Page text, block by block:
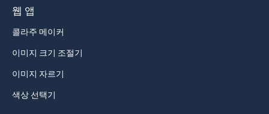
웹 앱
콜라주 메이커
이미지 크기 조절기
이미지 자르기
색상 선택기